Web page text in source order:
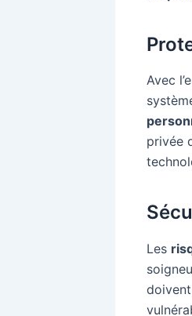
Avec
privée
Les